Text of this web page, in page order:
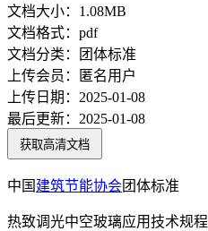
文档大小： 1.08MB
文档格式： pdf
文档分类：
团体标准
上传会员：
匿名用户
上传日期： 2025-01-08
最后更新： 2025-01-08
获取高清文档
中国 建筑节能协会团体标准
热致调光中空玻璃应用技术规程